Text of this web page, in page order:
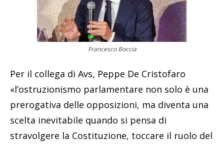
Francesco Boccia
Per il collega di Avs, Peppe De Cristofaro
«l’ostruzionismo parlamentare non solo è una
prerogativa delle opposizioni, ma diventa una
scelta inevitabile quando si pensa di
stravolgere la Costituzione, toccare il ruolo del